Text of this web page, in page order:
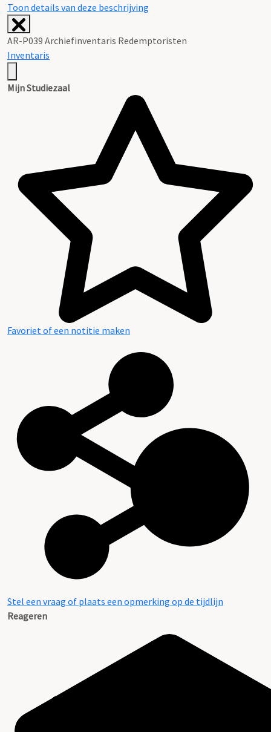
Toon details van deze beschrijving
AR-P039 Archiefinventaris Redemptoristen
Inventaris
Mijn Studiezaal
Favoriet of een notitie maken
Stel een vraag of plaats een opmerking op de tijdlijn
Reageren